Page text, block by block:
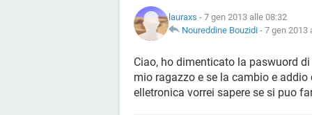
lauraxs - 7 gen 2013 alle 08:32
Noureddine Bouzidi - 7 gen 2013
Ciao, ho dimenticato la paswuord
mio ragazzo e se la cambio e
elletronica vorrei sapere se si puo